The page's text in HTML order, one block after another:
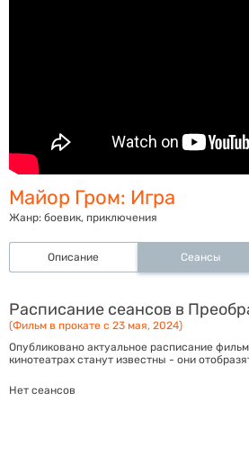
Майор Гром: Игра
Жанр: боевик, приключения
Описание Сеансы
Расписание сеансов в
(Фильм в прокате с 23 мая, 2024)
Опубликовано актуальное расписание
кинотеатрах станут известны - они
Нет сеансов